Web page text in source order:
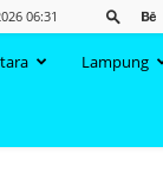
06:31
Lampung